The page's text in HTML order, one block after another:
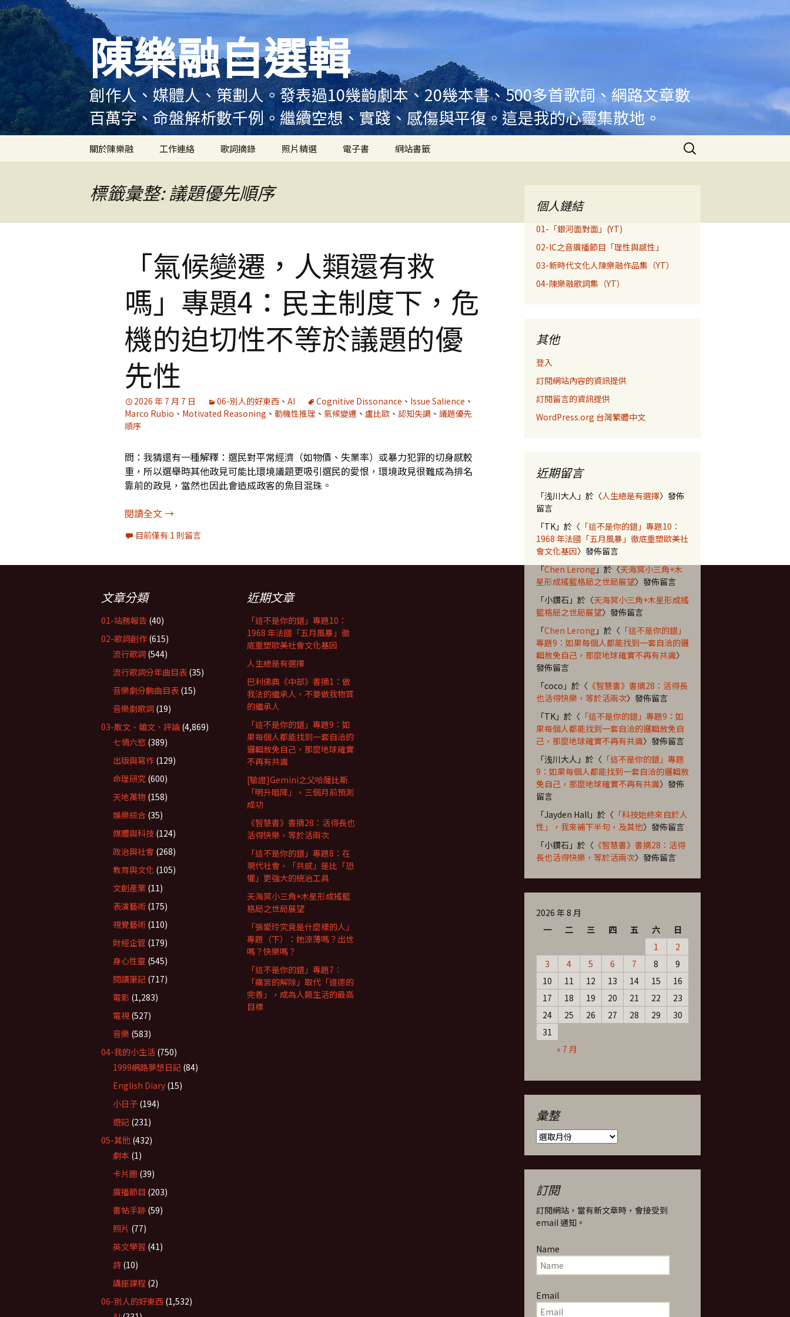
跳
至
主
容
陳樂融自選輯
創作人、媒體人、策劃人。發表過10幾齣劇本、20幾本書、500多首歌詞、網路文章數
百萬字、命盤解析數千例。繼續空想、實踐、感傷與平復。這是我的心靈集散地。
關於陳樂融
陳樂融大事記
陳樂融舞台劇及音樂劇
媒體專訪精選
工作連絡 歌詞摘錄 照片精選 電子書 網站書籤
搜
尋
標籤彙整: 議題優先順序
「氣候變遷，人類還有救
嗎」專題4：民主制度下，危
機的迫切性不等於議題的優
先性
2026 年 7 月 7 日 06-別人的好東西 、 AI Cognitive Dissonance 、 Issue Salience 、
Marco Rubio 、 Motivated Reasoning 、 動機性推理 、 氣候變遷 、 盧比歐 、 認知失調 、 議題優先
順序
問：我猜還有一種解釋：選民對平常經濟（如物價、失業率）或暴力犯罪的切身感較
重，所以選舉時其他政見可能比環境議題更吸引選民的愛恨，環境政見很難成為排名
靠前的政見，當然也因此會造成政客的魚目混珠。
閱讀全文「氣候變遷，人類還有救嗎」專題4：民主制度下，危機的迫切性不等於議題的優先性
→
目前僅有 1 則留言
個人鏈結
01-「銀河面對面」(YT)
02-IC之音廣播節目「理性與感性」
03-新時代文化人陳樂融作品集（YT）
04-陳樂融歌詞集（YT）
其他
登入
訂閱網站內容的資訊提供
訂閱留言的資訊提供
WordPress.org 台灣繁體中文
近期留言
「浅川大人 」於〈人生總是有選擇〉發佈
留言
「TK」於〈 「這不是你的錯」專題10：
1968 年法國「五月風暴」徹底重塑歐美社
會文化基因〉發佈留言
「Chen Lerong 」於〈天海冥小三角+木
星形成搖籃格局之世局展望〉發佈留言
「小鑽石 」於〈天海冥小三角+木星形成搖
籃格局之世局展望〉發佈留言
「Chen Lerong 」於〈 「這不是你的錯」
專題9：如果每個人都能找到一套自洽的邏
輯赦免自己，那麼地球確實不再有共識〉
發佈留言
「coco 」於〈 《智慧書》書摘28：活得長
也活得快樂，等於活兩次〉發佈留言
「TK 」於〈 「這不是你的錯」專題9：如
果每個人都能找到一套自洽的邏輯赦免自
己，那麼地球確實不再有共識〉發佈留言
「浅川大人 」於〈 「這不是你的錯」專題
9：如果每個人都能找到一套自洽的邏輯赦
免自己，那麼地球確實不再有共識〉發佈
留言
「Jayden Hall 」於〈 「科技始終來自於人
性」，我來補下半句，及其他〉發佈留言
「小鑽石 」於〈 《智慧書》書摘28：活得
長也活得快樂，等於活兩次〉發佈留言
2026 年 8 月
一
二 三 四 五 六
日
1
2
3
4 5 6 7 8
9
10
11 12 13 14 15
16
17
18 19 20 21 22
23
24
25 26 27 28 29
30
31
« 7 月
彙整
彙
整
訂閱
訂閱網站，當有新文章時，會接受到
email 通知。
Name
Email
文章分類
01-站務報告 (40)
02-歌詞創作 (615)
流行歌詞 (544)
流行歌詞分年曲目表 (35)
音樂劇分齣曲目表 (15)
音樂劇歌詞 (19)
03-散文、雜文、評論 (4,869)
七情六慾 (389)
出版與寫作 (129)
命理研究 (600)
天地萬物 (158)
娛樂綜合 (35)
媒體與科技 (124)
政治與社會 (268)
教育與文化 (105)
文創產業 (11)
表演藝術 (175)
視覺藝術 (110)
財經企管 (179)
身心性靈 (545)
閱讀筆記 (717)
電影 (1,283)
電視 (527)
音樂 (583)
04-我的小生活 (750)
1999網路夢想日記 (84)
English Diary (15)
小日子 (194)
遊記 (231)
05-其他 (432)
劇本 (1)
卡片圖 (39)
廣播節目 (203)
書帖手跡 (59)
照片 (77)
英文學習 (41)
詩 (10)
講座課程 (2)
06-別人的好東西 (1,532)
近期文章
「這不是你的錯」專題10：
1968 年法國「五月風暴」徹
底重塑歐美社會文化基因
人生總是有選擇
巴利佛典《中部》書摘1：做
我法的繼承人，不要做我物質
的繼承人
「這不是你的錯」專題9：如
果每個人都能找到一套自洽的
邏輯赦免自己，那麼地球確實
不再有共識
[驗證]Gemini之父哈薩比斯
「明升暗降」，三個月前預測
成功
《智慧書》書摘28：活得長也
活得快樂，等於活兩次
「這不是你的錯」專題8：在
現代社會，「共感」是比「恐
懼」更強大的統治工具
天海冥小三角+木星形成搖籃
格局之世局展望
「張愛玲究竟是什麼樣的人」
專題（下）：她涼薄嗎？出世
嗎？快樂嗎？
「這不是你的錯」專題7：
「痛苦的解除」取代「道德的
完善」，成為人類生活的最高
目標